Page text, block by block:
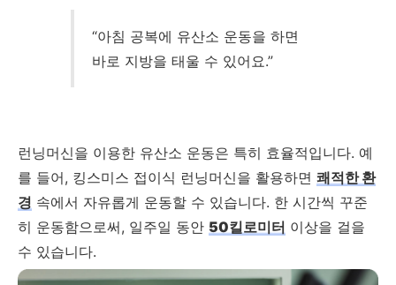
“아침 공복에 유산소 운동을 하면
바로 지방을 태울 수 있어요.”
런닝머신을 이용한 유산소 운동은 특히 효율적입니다. 예
를 들어, 킹스미스 접이식 런닝머신을 활용하면 쾌적한 환
경 속에서 자유롭게 운동할 수 있습니다. 한 시간씩 꾸준
히 운동함으로써, 일주일 동안 50킬로미터 이상을 걸을
수 있습니다.